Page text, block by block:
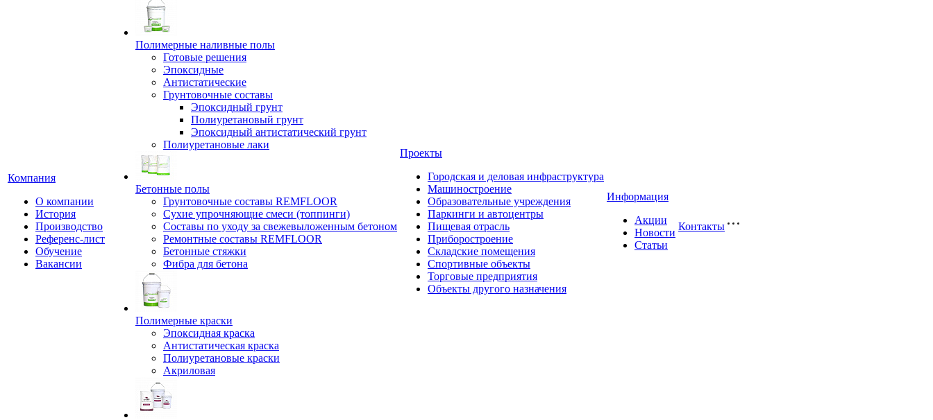
Компания
О компании
История
Производство
Референс-лист
Обучение
Вакансии
Полимерные наливные полы
Готовые решения
Эпоксидные
Антистатические
Грунтовочные составы
Эпоксидный грунт
Полиуретановый грунт
Эпоксидный антистатический грунт
Полиуретановые лаки
Бетонные полы
Грунтовочные составы REMFLOOR
Сухие упрочняющие смеси (топпинги)
Составы по уходу за свежевыложенным бетоном
Ремонтные составы REMFLOOR
Бетонные стяжки
Фибра для бетона
Полимерные краски
Эпоксидная краска
Антистатическая краска
Полиуретановые краски
Акриловая
Проекты
Городская и деловая инфраструктура
Машиностроение
Образовательные учреждения
Паркинги и автоцентры
Пищевая отрасль
Приборостроение
Складские помещения
Спортивные объекты
Торговые предприятия
Объекты другого назначения
Информация
Акции
Новости
Статьи
Контакты